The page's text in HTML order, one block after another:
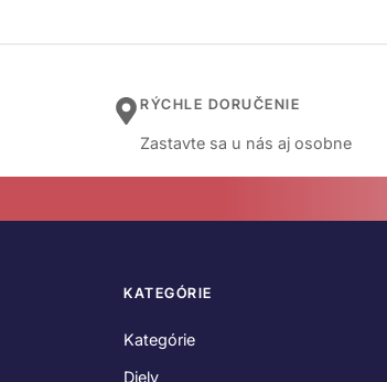
RÝCHLE DORUČENIE
Zastavte sa u nás aj osobne
KATEGÓRIE
Kategórie
Diely